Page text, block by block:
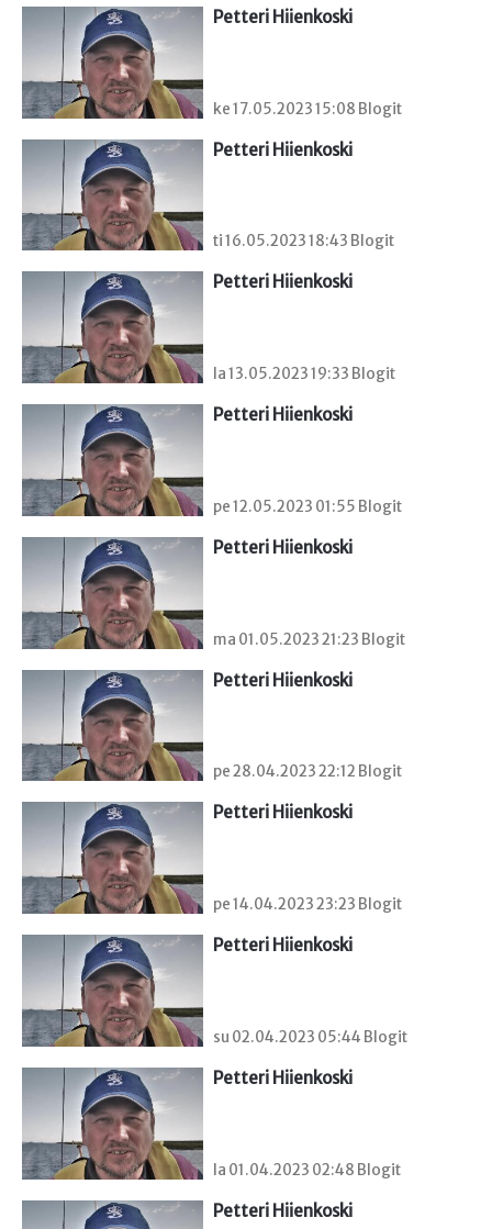
Petteri Hiienkoski
ke 17.05.2023 15:08 Blogit
Petteri Hiienkoski
ti 16.05.2023 18:43 Blogit
Petteri Hiienkoski
la 13.05.2023 19:33 Blogit
Petteri Hiienkoski
pe 12.05.2023 01:55 Blogit
Petteri Hiienkoski
ma 01.05.2023 21:23 Blogit
Petteri Hiienkoski
pe 28.04.2023 22:12 Blogit
Petteri Hiienkoski
pe 14.04.2023 23:23 Blogit
Petteri Hiienkoski
su 02.04.2023 05:44 Blogit
Petteri Hiienkoski
la 01.04.2023 02:48 Blogit
Petteri Hiienkoski